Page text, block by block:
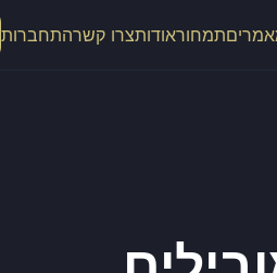
תמחוראודותצרו קשרהתחברות